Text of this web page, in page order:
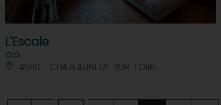
L'Escale
45110 - CHATEAUNEUF-SUR-LOIRE